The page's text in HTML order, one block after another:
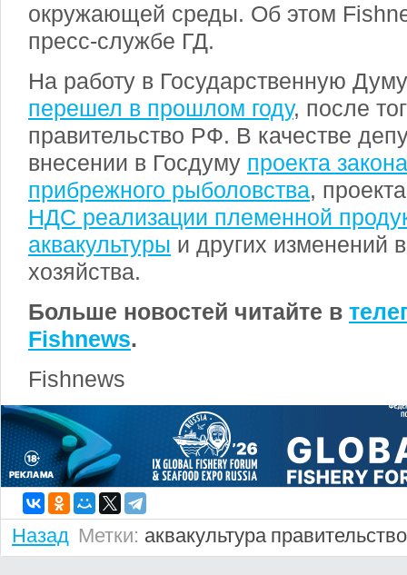
окружающей среды. Об этом
пресс-службе ГД.
На работу в Государственную Д
перешел в прошлом году, после
правительство РФ. В качестве
внесении в Госдуму проекта
прибрежного рыболовства,
НДС реализации племенной
аквакультуры и других изменений
хозяйства.
Больше новостей читайте в
Fishnews.
Fishnews
Назад Метки: аквакультура правительство